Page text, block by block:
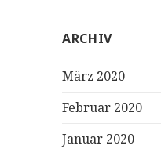
ARCHIV
März 2020
Februar 2020
Januar 2020